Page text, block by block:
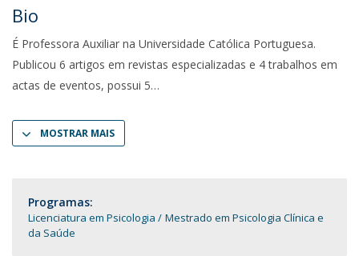
Bio
É Professora Auxiliar na Universidade Católica Portuguesa.
Publicou 6 artigos em revistas especializadas e 4 trabalhos em
actas de eventos, possui 5
MOSTRAR MAIS
Programas:
Licenciatura em Psicologia
Mestrado em Psicologia Clínica e
da Saúde